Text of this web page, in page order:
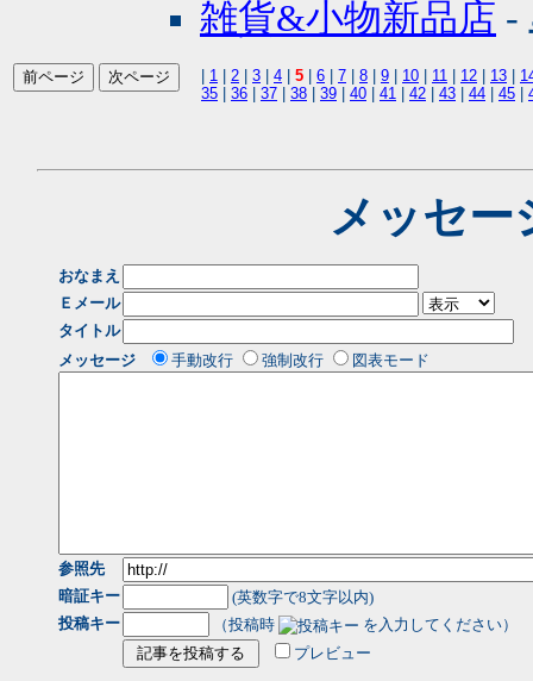
雑貨&小物新品店 -
1 2 3 4 5 6 7 8 9 10 11 12 13
35
36 37 38 39 40 41 42 43 44 45
メッセー
おなまえ
Ｅメール
タイトル
メッセージ
手動改行 強制改行 図表モード
参照先
暗証キー
(英数字で8文字以内)
投稿キー
（投稿時
を入力してください）
プレビュー